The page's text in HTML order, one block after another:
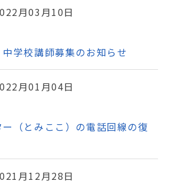
月03月10日
学校講師募集のお知らせ
月01月04日
（とみここ）の電話回線の復
月12月28日